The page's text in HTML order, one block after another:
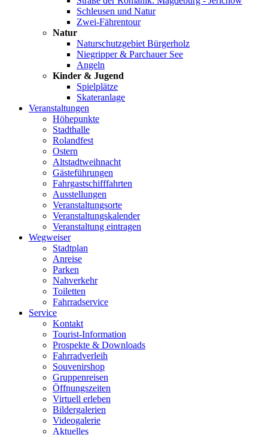
Schleusen und Natur
Zwei-Fährentour
Natur
Naturschutzgebiet Bürgerholz
Niegripper & Parchauer See
Angeln
Kinder & Jugend
Spielplätze
Skateranlage
Veranstaltungen
Höhepunkte
Stadthalle
Rolandfest
Ostern
Altstadtweihnacht
Gästeführungen
Fahrgastschifffahrten
Ausstellungen
Veranstaltungsorte
Veranstaltungskalender
Veranstaltung eintragen
Wegweiser
Stadtplan
Anreise
Parken
Nahverkehr
Toiletten
Fahrradservice
Service
Kontakt
Tourist-Information
Prospekte & Downloads
Fahrradverleih
Souvenirshop
Gruppenreisen
Öffnungszeiten
Virtuell erleben
Bildergalerien
Videogalerie
Aktuelles